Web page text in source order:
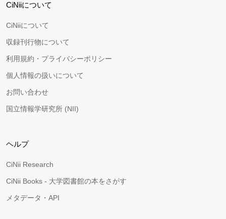
CiNiiについて
CiNiiについて
収録刊行物について
利用規約・プライバシーポリシー
個人情報の扱いについて
お問い合わせ
国立情報学研究所 (NII)
ヘルプ
CiNii Research
CiNii Books - 大学図書館の本をさがす
メタデータ・API